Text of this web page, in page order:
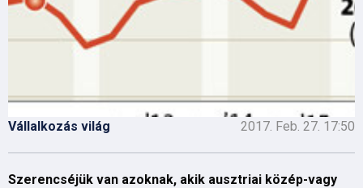
Vállalkozás világ 2017. Feb. 27. 17:50
Szerencséjük van azoknak, akik ausztriai közép-vagy